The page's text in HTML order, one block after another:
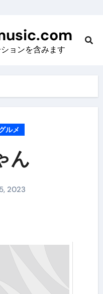
ョンを含みます
ルメ
ん
2023